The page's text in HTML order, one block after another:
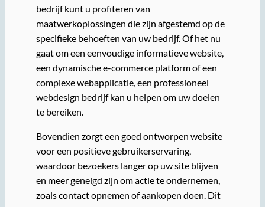
bedrijf kunt u profiteren van
maatwerkoplossingen die zijn afgestemd op de
specifieke behoeften van uw bedrijf. Of het nu
gaat om een eenvoudige informatieve website,
een dynamische e-commerce platform of een
complexe webapplicatie, een professioneel
webdesign bedrijf kan u helpen om uw doelen
te bereiken.
Bovendien zorgt een goed ontworpen website
voor een positieve gebruikerservaring,
waardoor bezoekers langer op uw site blijven
en meer geneigd zijn om actie te ondernemen,
zoals contact opnemen of aankopen doen. Dit